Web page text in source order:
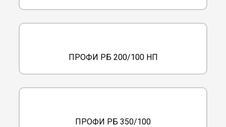
ПРОФИ РБ 200/100 НП
ПРОФИ РБ 350/100